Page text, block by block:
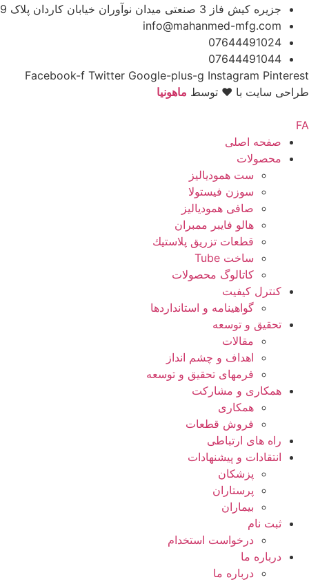
جزیره کیش فاز 3 صنعتی میدان نوآوران خیابان کاردان پلاک 9
info@mahanmed-mfg.com
07644491024
07644491044
Facebook-f Twitter Google-plus-g Instagram Pinterest
طراحی سایت با ♥️ توسط ماهونیا
صفحه اصلی
محصولات
ست همودیالیز
سوزن فیستولا
صافی همودیالیز
هالو فایبر ممبران
قطعات تزريق پلاستيك
ساخت Tube
کاتالوگ محصولات
کنترل کیفیت
گواهينامه و استانداردها
تحقيق و توسعه
مقالات
اهداف و چشم انداز
فرمهای تحقیق و توسعه
همکاری و مشارکت
همکاری
فروش قطعات
راه های ارتباطی
انتقادات و پيشنهادات
پزشكان
پرستاران
بيماران
ثبت نام
درخواست استخدام
درباره ما
درباره ما